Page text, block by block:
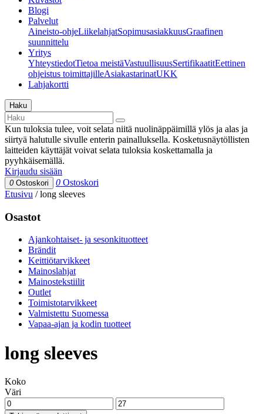
Blogi
Palvelut
Aineisto-ohjeLiikelahjatSopimusasiakkuusGraafinen
suunnittelu
Yritys
YhteystiedotTietoa meistäVastuullisuusSertifikaatitEettinen
ohjeistus toimittajilleAsiakastarinatUKK
Lahjakortti
Haku
Kun tuloksia tulee, voit selata niitä nuolinäppäimillä ylös ja alas ja
siirtyä halutulle sivulle enterin painalluksella. Kosketusnäytöllisten
laitteiden käyttäjät voivat selata tuloksia koskettamalla ja
pyyhkäisemällä.
Kirjaudu sisään
0 Ostoskori 0 Ostoskori
Etusivu /long sleeves
Osastot
Ajankohtaiset- ja sesonkituotteet
Brändit
Keittiötarvikkeet
Mainoslahjat
Mainostekstiilit
Outlet
Toimistotarvikkeet
Valmistettu Suomessa
Vapaa-ajan ja kodin tuotteet
long sleeves
Koko
Väri